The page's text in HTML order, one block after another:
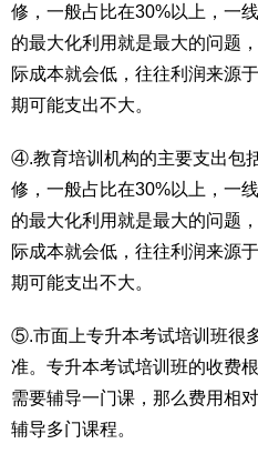
修，一般占比在30%以上，一
的最大化利用就是最大的问题
际成本就会低，往往利润来源
期可能支出不大。
④.教育培训机构的主要支出包
修，一般占比在30%以上，一
的最大化利用就是最大的问题
际成本就会低，往往利润来源
期可能支出不大。
⑤.市面上专升本考试培训班很
准。专升本考试培训班的收费
需要辅导一门课，那么费用相
辅导多门课程。